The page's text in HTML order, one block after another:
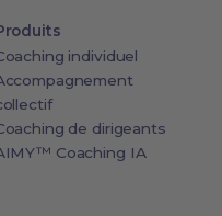
individuel
de dirigeants
Coaching IA